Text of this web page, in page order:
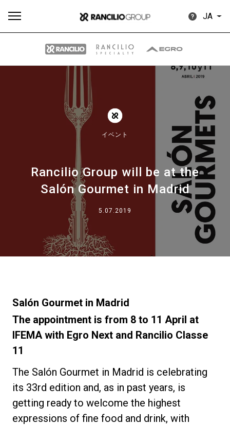
JA
イベント
Rancilio Group will be at the
Salón Gourmet in Madrid
5.07.2019
Salón Gourmet in Madrid
The appointment is from 8 to 11 April at
IFEMA with Egro Next and Rancilio Classe
11
The Salón Gourmet in Madrid is celebrating
its 33rd edition and, as in past years, is
getting ready to welcome the highest
expressions of fine food and drink, with
製品
情報
ニュ
Our brands
歴史
研究室紹介
サスティナビリティ
接続